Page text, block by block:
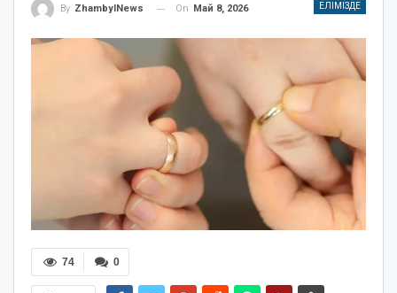
ЕЛІМІЗДЕ
By ZhambylNews On Май 8, 2026
0
74